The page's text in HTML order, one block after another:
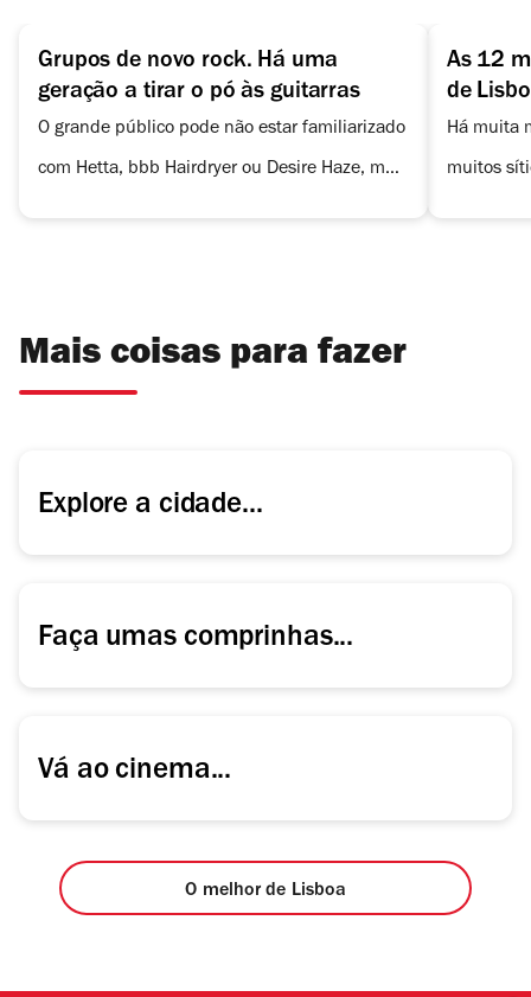
Grupos de novo rock. Há uma
geração a tirar o pó às guitarras
O grande público pode não estar familiarizado
com Hetta, bbb Hairdryer ou Desire Haze, mas
As 12
de
Há muita
muitos
Mais coisas para fazer
Explore a cidade...
Faça umas comprinhas...
Vá ao cinema...
O melhor de Lisboa